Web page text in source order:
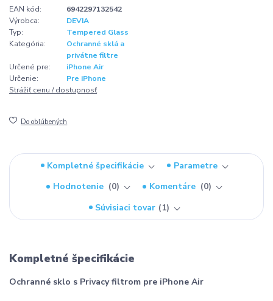
EAN kód:
6942297132542
Výrobca:
DEVIA
Typ:
Tempered Glass
Kategória:
Ochranné sklá a
privátne filtre
Určené pre:
iPhone Air
Určenie:
Pre iPhone
Strážiť cenu / dostupnosť
Do obľúbených
Kompletné špecifikácie
Parametre
Hodnotenie
0 Komentáre
0
Súvisiaci tovar
1
Kompletné špecifikácie
Ochranné sklo s Privacy filtrom pre iPhone Air